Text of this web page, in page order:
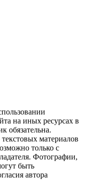
на иных ресурсах в
обязательна.
материалов
только с
Фотографии,
быть
автора